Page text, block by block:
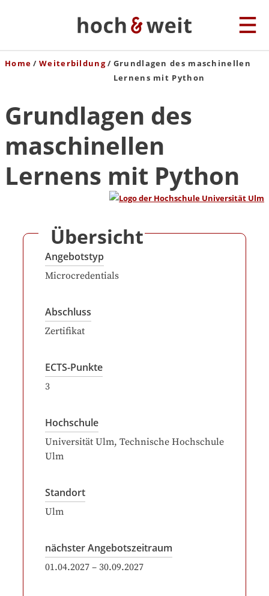
Home Weiterbildung
Grundlagen des maschinellen
Lernens mit Python
Grundlagen des
maschinellen
Lernens mit Python
Übersicht
Angebotstyp
Microcredentials
Abschluss
Zertifikat
ECTS-Punkte
3
Hochschule
Universität Ulm, Technische Hochschule
Ulm
Standort
Ulm
nächster Angebotszeitraum
01.04.2027 – 30.09.2027